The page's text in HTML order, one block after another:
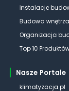
Instalacje
Budowa wnętrza
Organizacja
Top 10
Nasze Portale
klimatyzacja.pl